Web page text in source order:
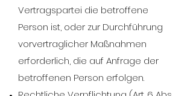
Vertragspartei die betroffene
Person ist, oder zur Durchführung
vorvertraglicher Maßnahmen
erforderlich, die auf Anfrage der
betroffenen Person erfolgen.